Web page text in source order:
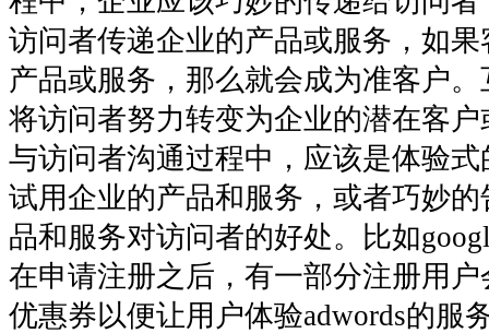
访问者传递企业的产品或服务，如
产品或服务，那么就会成为准客户
将访问者努力转变为企业的潜在客
与访问者沟通过程中，应该是体验
试用企业的产品和服务，或者巧妙
品和服务对访问者的好处。比如
在申请注册之后，有一部分注册用
优惠券以便让用户体验adwords的服